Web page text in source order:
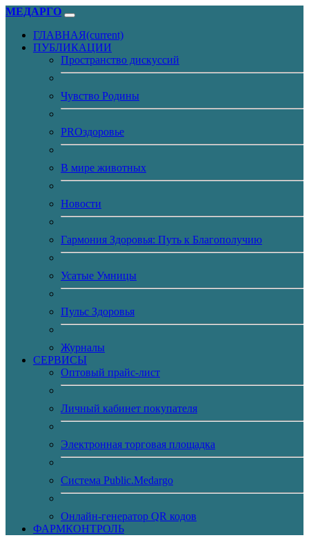
МЕДАРГО
ГЛАВНАЯ(current)
ПУБЛИКАЦИИ
Пространство дискуссий
Чувство Родины
PROздоровье
В мире животных
Новости
Гармония Здоровья: Путь к Благополучию
Усатые Умницы
Пульс Здоровья
Журналы
CЕРВИСЫ
Оптовый прайс-лист
Личный кабинет покупателя
Электронная торговая площадка
Система Public.Medargo
Онлайн-генератор QR кодов
ФАРМКОНТРОЛЬ